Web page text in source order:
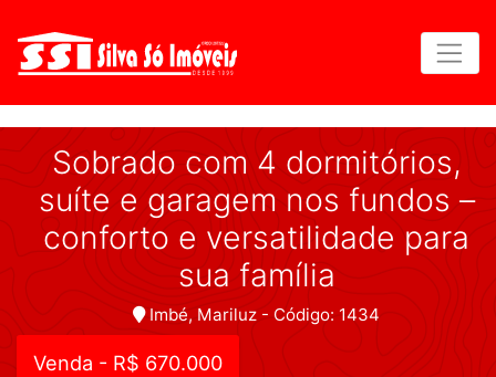
Sobrado com 4 dormitórios,
suíte e garagem nos fundos –
conforto e versatilidade para
sua família
Imbé, Mariluz - Código: 1434
Venda - R$ 670.000